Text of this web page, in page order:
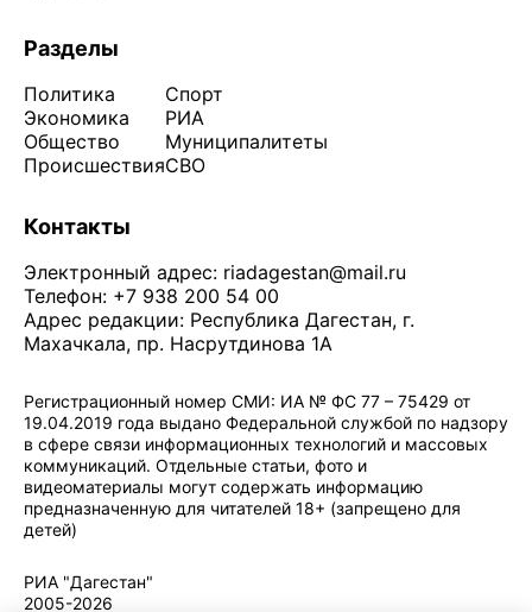
Разделы
Политика
Экономика
Общество
Происшествия
Спорт
РИА
Муниципалитеты
СВО
Контакты
Электронный адрес: riadagestan@mail.ru
Телефон: +7 938 200 54 00
Адрес редакции: Республика Дагестан, г.
Махачкала, пр. Насрутдинова 1А
Регистрационный номер СМИ: ИА № ФС 77 – 75429 от
19.04.2019 года выдано Федеральной службой по надзору
в сфере связи информационных технологий и массовых
коммуникаций. Отдельные статьи, фото и
видеоматериалы могут содержать информацию
предназначенную для читателей 18+ (запрещено для
детей)
РИА "Дагестан"
2005-2026